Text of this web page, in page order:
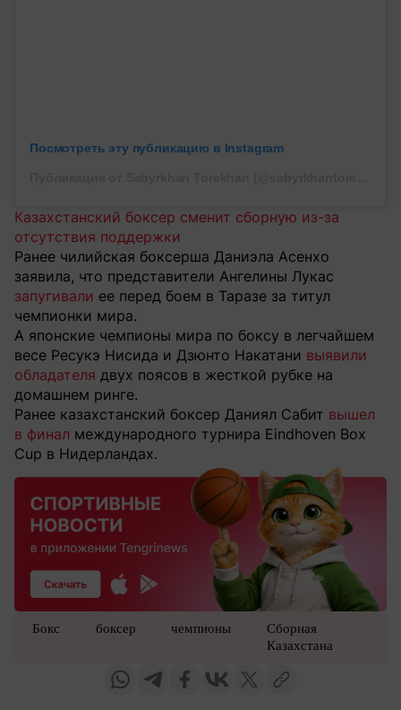
Посмотреть эту публикацию в Instagram
Казахстанский боксер сменит сборную из-за
отсутствия поддержки
Ранее чилийская боксерша Даниэла Асенхо
заявила, что представители Ангелины Лукас
запугивали ее перед боем в Таразе за титул
чемпионки мира.
А японские чемпионы мира по боксу в легчайшем
весе Ресукэ Нисида и Дзюнто Накатани выявили
обладателя двух поясов в жесткой рубке на
домашнем ринге.
Ранее казахстанский боксер Даниял Сабит вышел
в финал международного турнира Eindhoven Box
Cup в Нидерландах.
Бокс боксер чемпионы
Сборная
Казахстана